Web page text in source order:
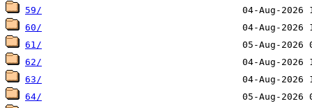
59/
60/
61/
62/
63/
64/